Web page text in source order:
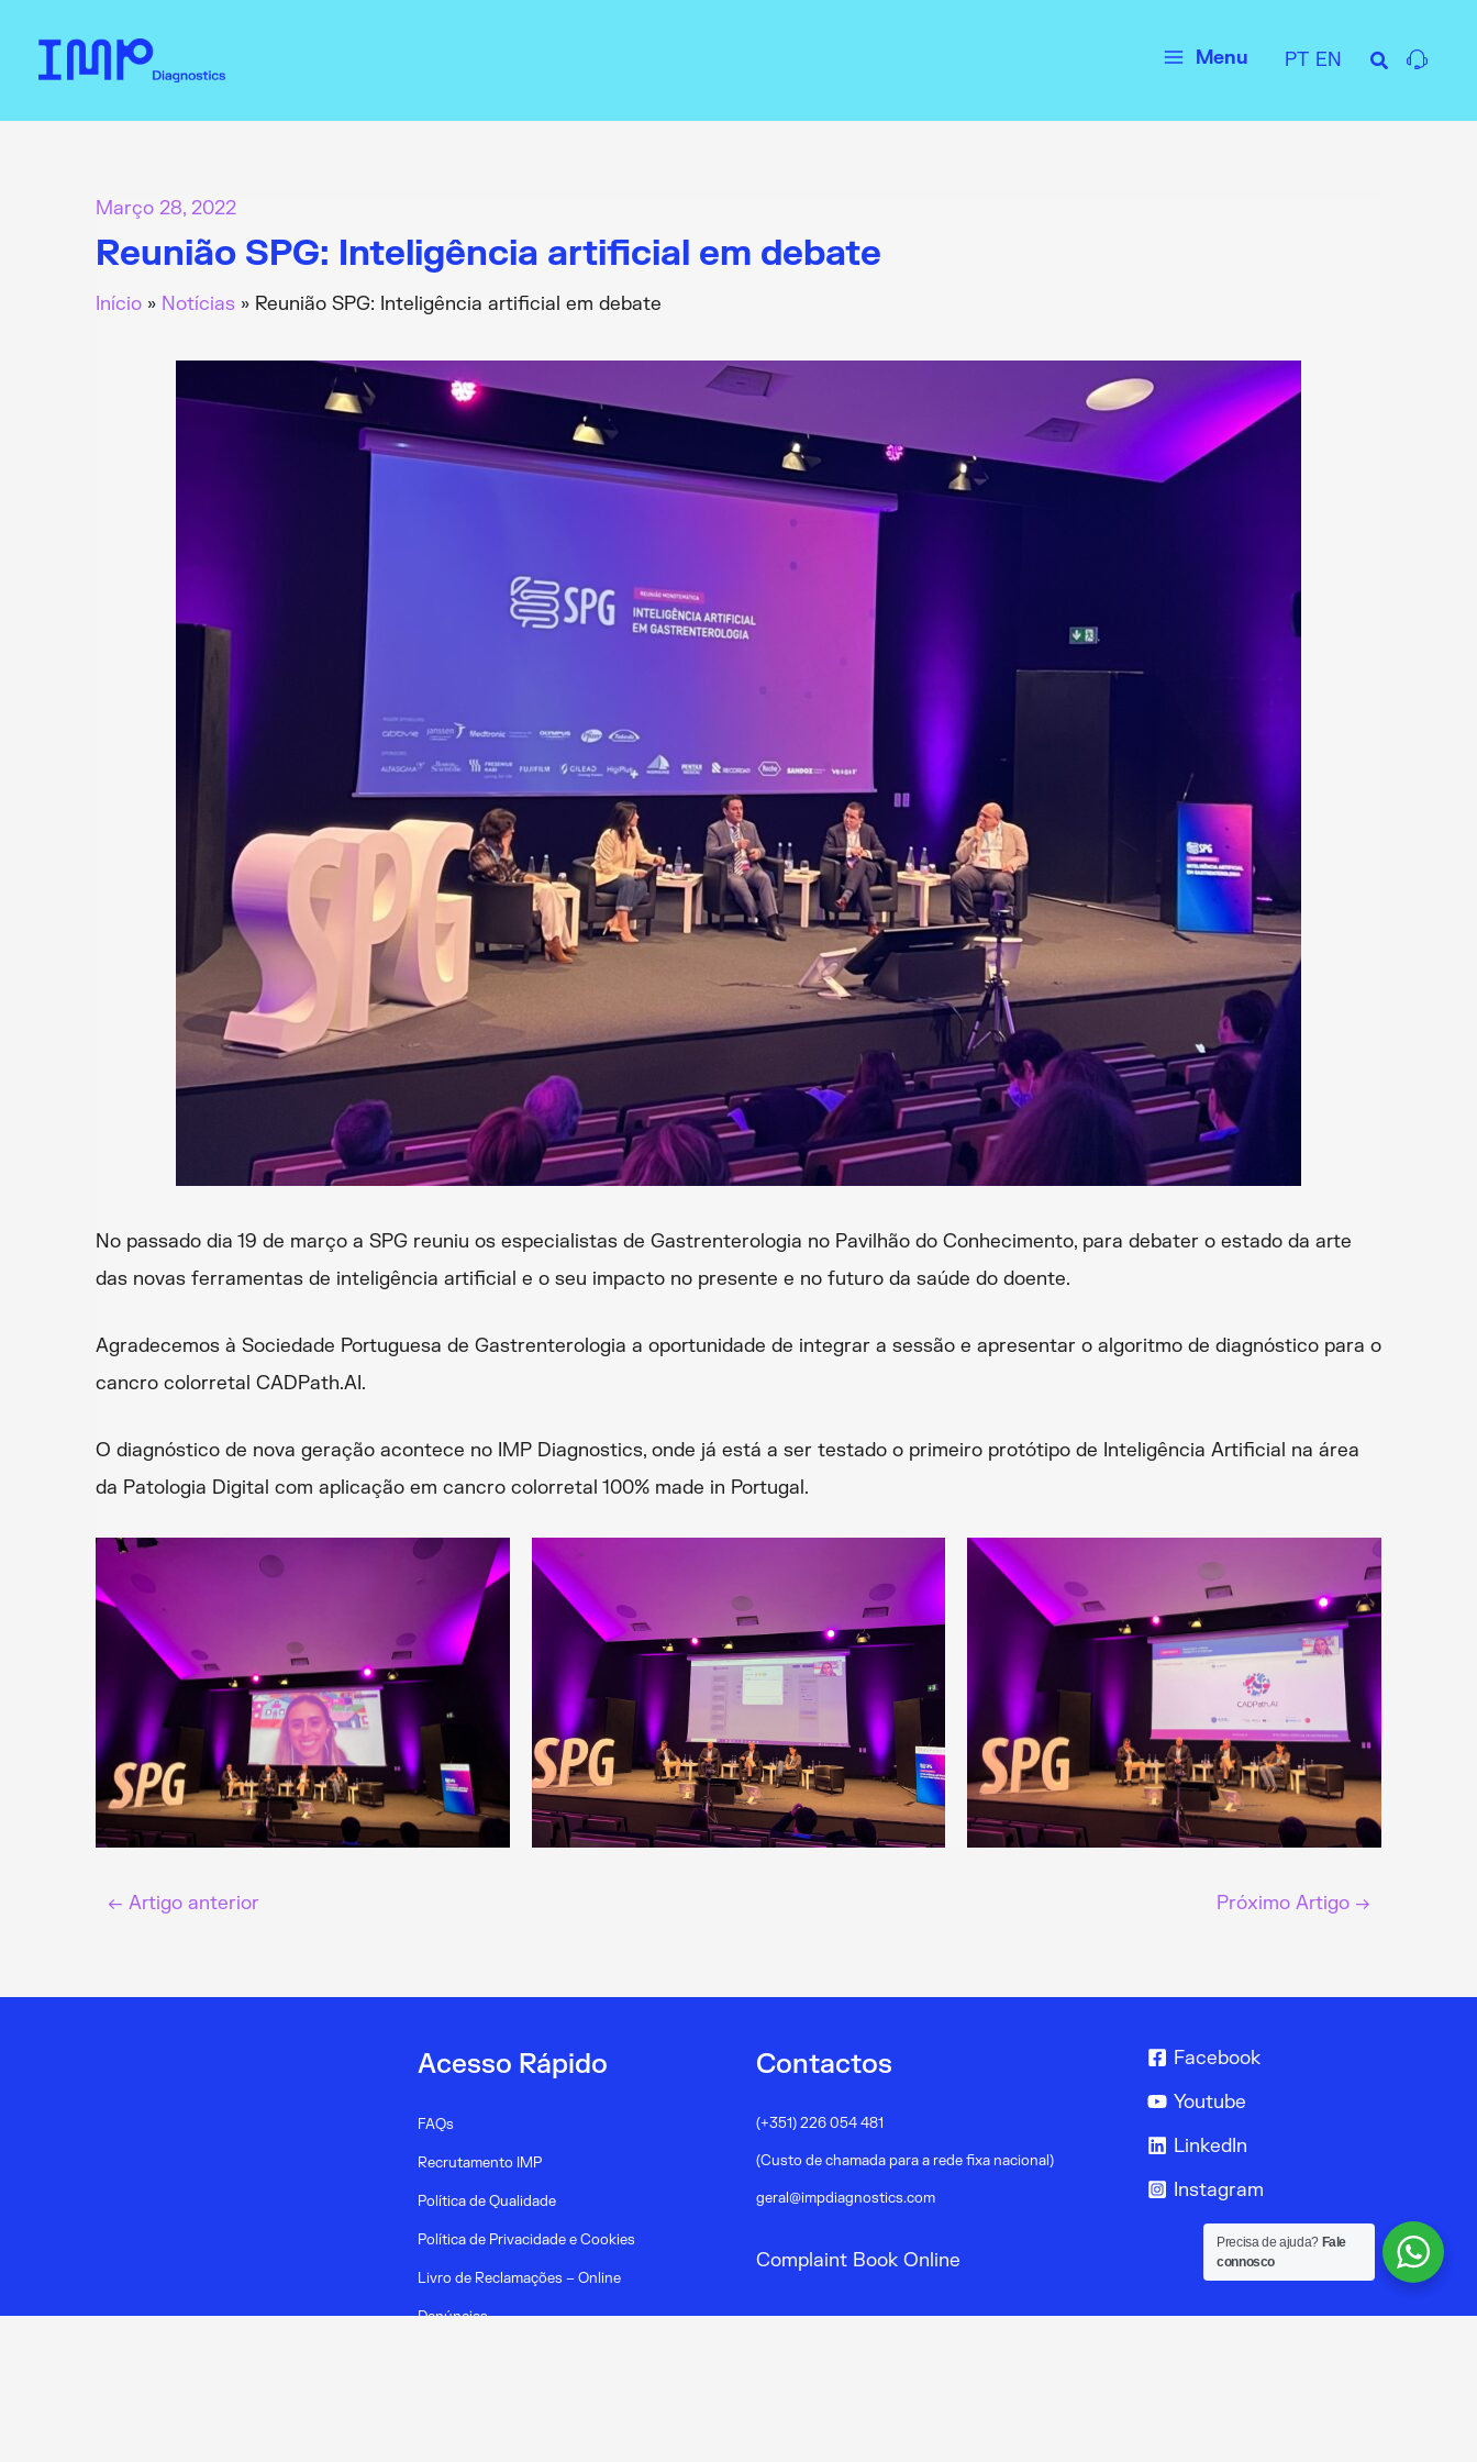
Menu
Menu PT EN
Março 28, 2022
Reunião SPG: Inteligência artificial em debate
Início Notícias Reunião SPG: Inteligência artificial em debate
No passado dia 19 de março a SPG reuniu os especialistas de Gastrenterologia no Pavilhão do Conhecimento, para debater o estado da arte
das novas ferramentas de inteligência artificial e o seu impacto no presente e no futuro da saúde do doente.
Agradecemos à Sociedade Portuguesa de Gastrenterologia a oportunidade de integrar a sessão e apresentar o algoritmo de diagnóstico para o
cancro colorretal CADPath.AI.
O diagnóstico de nova geração acontece no IMP Diagnostics, onde já está a ser testado o primeiro protótipo de Inteligência Artificial na área
da Patologia Digital com aplicação em cancro colorretal 100% made in Portugal.
← Artigo anterior Próximo Artigo →
Acesso Rápido
FAQs
Recrutamento IMP
Política de Qualidade
Política de Privacidade e Cookies
Livro de Reclamações – Online
Denúncias
Contactos
(+351) 226 054 481
(Custo de chamada para a rede fixa nacional)
geral@impdiagnostics.com
Complaint Book Online
Facebook
Youtube
LinkedIn
Instagram
Precisa de ajuda? Fale
connosco